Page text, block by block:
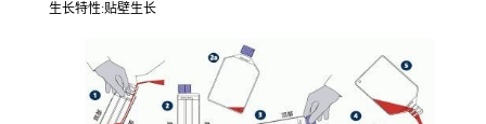
生长特性:贴壁生长